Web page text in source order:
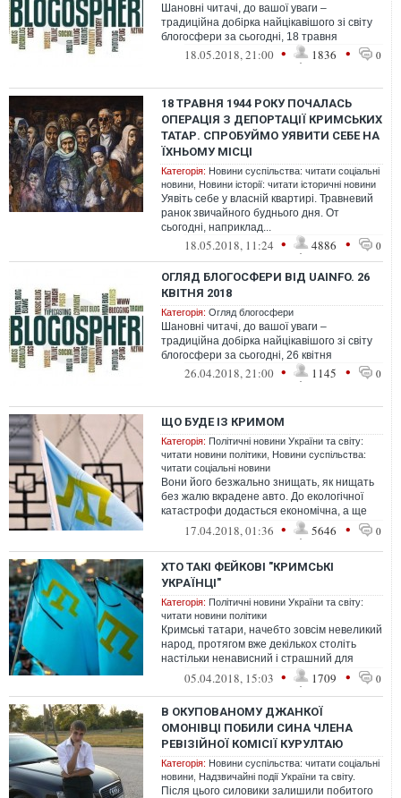
Шановні читачі, до вашої уваги –
традиційна добірка найцікавішого зі світу
блогосфери за сьогодні, 18 травня
18.05.2018, 21:00 • 1836 • 0
18 ТРАВНЯ 1944 РОКУ ПОЧАЛАСЬ
ОПЕРАЦІЯ З ДЕПОРТАЦІЇ КРИМСЬКИХ
ТАТАР. СПРОБУЙМО УЯВИТИ СЕБЕ НА
ЇХНЬОМУ МІСЦІ
Категорія: Новини суспільства: читати соціальні
новини Новини історії: читати історичні новини
Уявіть себе у власній квартирі. Травневий
ранок звичайного буднього дня. От
сьогодні, наприклад...
18.05.2018, 11:24 • 4886 • 0
ОГЛЯД БЛОГОСФЕРИ ВІД UAINFO. 26
КВІТНЯ 2018
Категорія: Огляд блогосфери
Шановні читачі, до вашої уваги –
традиційна добірка найцікавішого зі світу
блогосфери за сьогодні, 26 квітня
26.04.2018, 21:00 • 1145 • 0
ЩО БУДЕ ІЗ КРИМОМ
Категорія: Політичні новини України та світу:
читати новини політики Новини суспільства:
читати соціальні новини
Вони його безжально знищать, як нищать
без жалю вкрадене авто. До екологічної
катастрофи додасться економічна, а ще
туди завезені гори зброї. Настане ...
17.04.2018, 01:36 • 5646 • 0
ХТО ТАКІ ФЕЙКОВІ "КРИМСЬКІ
УКРАЇНЦІ"
Категорія: Політичні новини України та світу:
читати новини політики
Кримські татари, начебто зовсім невеликий
народ, протягом вже декількох століть
настільки ненависний і страшний для
«русского мира», що він переслідує...
05.04.2018, 15:03 • 1709 • 0
В ОКУПОВАНОМУ ДЖАНКОЇ
ОМОНІВЦІ ПОБИЛИ СИНА ЧЛЕНА
РЕВІЗІЙНОЇ КОМІСІЇ КУРУЛТАЮ
Категорія: Новини суспільства: читати соціальні
новини Надзвичайні події України та світу.
Після цього силовики залишили побитого